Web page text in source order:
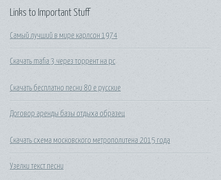
Links to Important Stuff
Самый лучший в мире карлсон 1974
Скачать mafia 3 через торрент на pc
Скачать бесплатно песни 80 е русские
Договор аренды базы отдыха образец
Скачать схема московского метрополитена 2015 года
Узелки текст песни